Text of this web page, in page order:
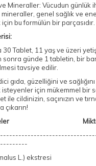
Mineraller: Vücudun günlük
genel sağlık ve
bu formülün bir parçasıdır.
30 Tablet, 11 yaş ve üzeri
sonra günde 1 tabletin, bir
tavsiye edilir.
gıda, güzelliğini ve
için mükemmel bir
ile cildinizin, saçınızın ve
çıkarın!
Maddeler
L.) ekstresi
500